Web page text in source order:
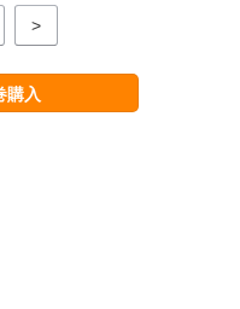
>
購入